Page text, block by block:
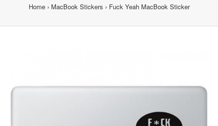
Home MacBook Stickers Fuck Yeah MacBook Sticker